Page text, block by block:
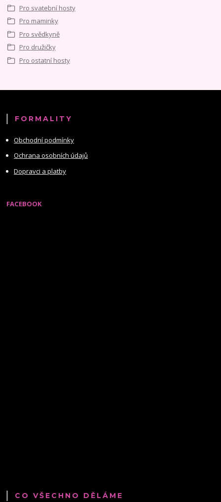
Pro svatební hosty
Pro maminky
Pro svědkyně
Pro družičky
Pro ostatní hosty
FORMALITY
Obchodní podmínky
Ochrana osobních údajů
Dopravci a platby
FACEBOOK
CO VŠECHNO DĚLÁME